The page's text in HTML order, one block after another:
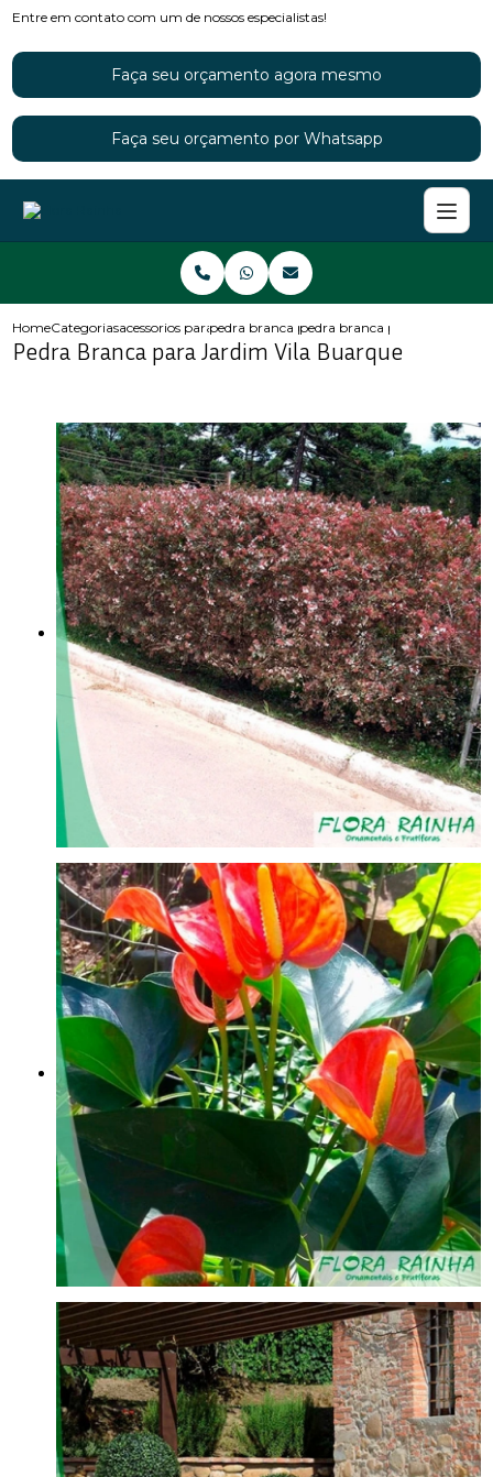
Entre em contato com um de nossos especialistas!
Faça seu orçamento agora mesmo
Faça seu orçamento por Whatsapp
HomeCategoriasacessorios para jardinspedra branca para jardimpedra branca para jardim vila
Pedra Branca para Jardim Vila Buarque